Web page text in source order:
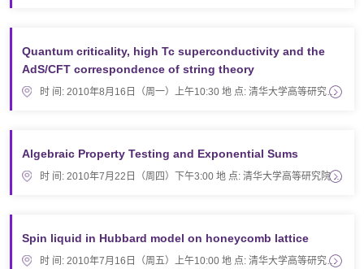
Quantum criticality, high Tc superconductivity and the
AdS/CFT correspondence of string theory
时 间: 2010年8月16日（周一）上午10:30 地 点: 清华大学高等研究院 科学馆322报告厅 题 目: Quantum cri…
Algebraic Property Testing and Exponential Sums
时 间: 2010年7月22日（周四）下午3:00 地 点: 清华大学高等研究院 科学馆322报告厅 题 目: Algebraic Pr…
Spin liquid in Hubbard model on honeycomb lattice
时 间: 2010年7月16日（周五）上午10:00 地 点: 清华大学高等研究院 科学馆322报告厅 题 目: Spin liquid…